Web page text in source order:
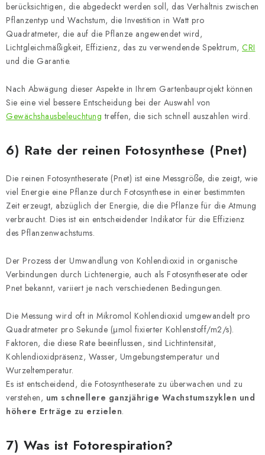
berücksichtigen, die abgedeckt werden soll, das Verhältnis zwischen
Pflanzentyp und Wachstum, die Investition in Watt pro
Quadratmeter, die auf die Pflanze angewendet wird,
Lichtgleichmäßigkeit, Effizienz, das zu verwendende Spektrum, CRI
und die Garantie.
Nach Abwägung dieser Aspekte in Ihrem Gartenbauprojekt können
Sie eine viel bessere Entscheidung bei der Auswahl von
Gewächshausbeleuchtung treffen, die sich schnell auszahlen wird.
6) Rate der reinen Fotosynthese (Pnet)
Die reinen Fotosyntheserate (Pnet) ist eine Messgröße, die zeigt, wie
viel Energie eine Pflanze durch Fotosynthese in einer bestimmten
Zeit erzeugt, abzüglich der Energie, die die Pflanze für die Atmung
verbraucht. Dies ist ein entscheidender Indikator für die Effizienz
des Pflanzenwachstums.
Der Prozess der Umwandlung von Kohlendioxid in organische
Verbindungen durch Lichtenergie, auch als Fotosyntheserate oder
Pnet bekannt, variiert je nach verschiedenen Bedingungen.
Die Messung wird oft in Mikromol Kohlendioxid umgewandelt pro
Quadratmeter pro Sekunde (μmol fixierter Kohlenstoff/m2/s).
Faktoren, die diese Rate beeinflussen, sind Lichtintensität,
Kohlendioxidpräsenz, Wasser, Umgebungstemperatur und
Wurzeltemperatur.
Es ist entscheidend, die Fotosyntheserate zu überwachen und zu
verstehen, um schnellere ganzjährige Wachstumszyklen und
höhere Erträge zu erzielen.
7) Was ist Fotorespiration?